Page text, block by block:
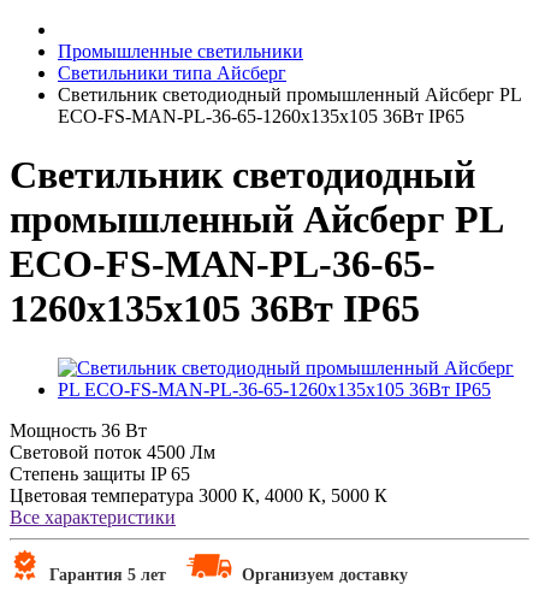
Промышленные светильники
Светильники типа Айсберг
Светильник светодиодный промышленный Айсберг PL
ECO-FS-MAN-PL-36-65-1260х135х105 36Вт IP65
Светильник светодиодный
промышленный Айсберг PL
ECO-FS-MAN-PL-36-65-
1260х135х105 36Вт IP65
Мощность 36 Вт
Световой поток 4500 Лм
Степень защиты IP 65
Цветовая температура 3000 К, 4000 К, 5000 К
Все характеристики
Гарантия 5 лет Организуем доставку